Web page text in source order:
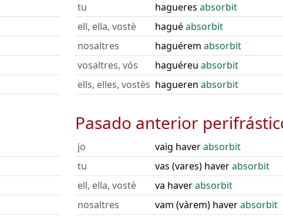
tu
hagueres absorbit
ell, ella, vostè
haguéabsorbit
nosaltres
haguérem absorbit
vosaltres, vós
haguéreu absorbit
ells, elles, vostès hagueren absorbit
Pasado anterior
jo vaig haverabsorbit
tu
vas (vares) haverabsorbit
ell, ella, vostè
va haverabsorbit
nosaltres
vam (vàrem) haverabsorbit